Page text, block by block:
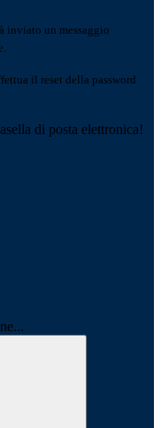
inviato un messaggio
il reset della password
di posta elettronica!